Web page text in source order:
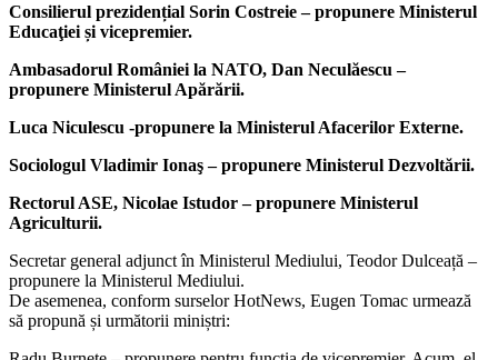
Consilierul prezidențial Sorin Costreie – propunere Ministerul
Educaţiei și vicepremier.
Ambasadorul României la NATO, Dan Neculăescu –
propunere Ministerul Apărării.
Luca Niculescu -propunere la Ministerul Afacerilor Externe.
Sociologul Vladimir Ionaş – propunere Ministerul Dezvoltării.
Rectorul ASE, Nicolae Istudor – propunere Ministerul
Agriculturii.
Secretar general adjunct în Ministerul Mediului, Teodor Dulceață –
propunere la Ministerul Mediului.
De asemenea, conform surselor HotNews, Eugen Tomac urmează
să propună și următorii miniștri: